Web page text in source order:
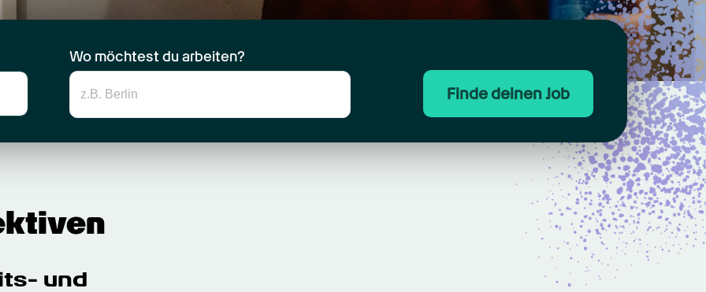
Wo möchtest du arbeiten?
Finde deinen Job
und